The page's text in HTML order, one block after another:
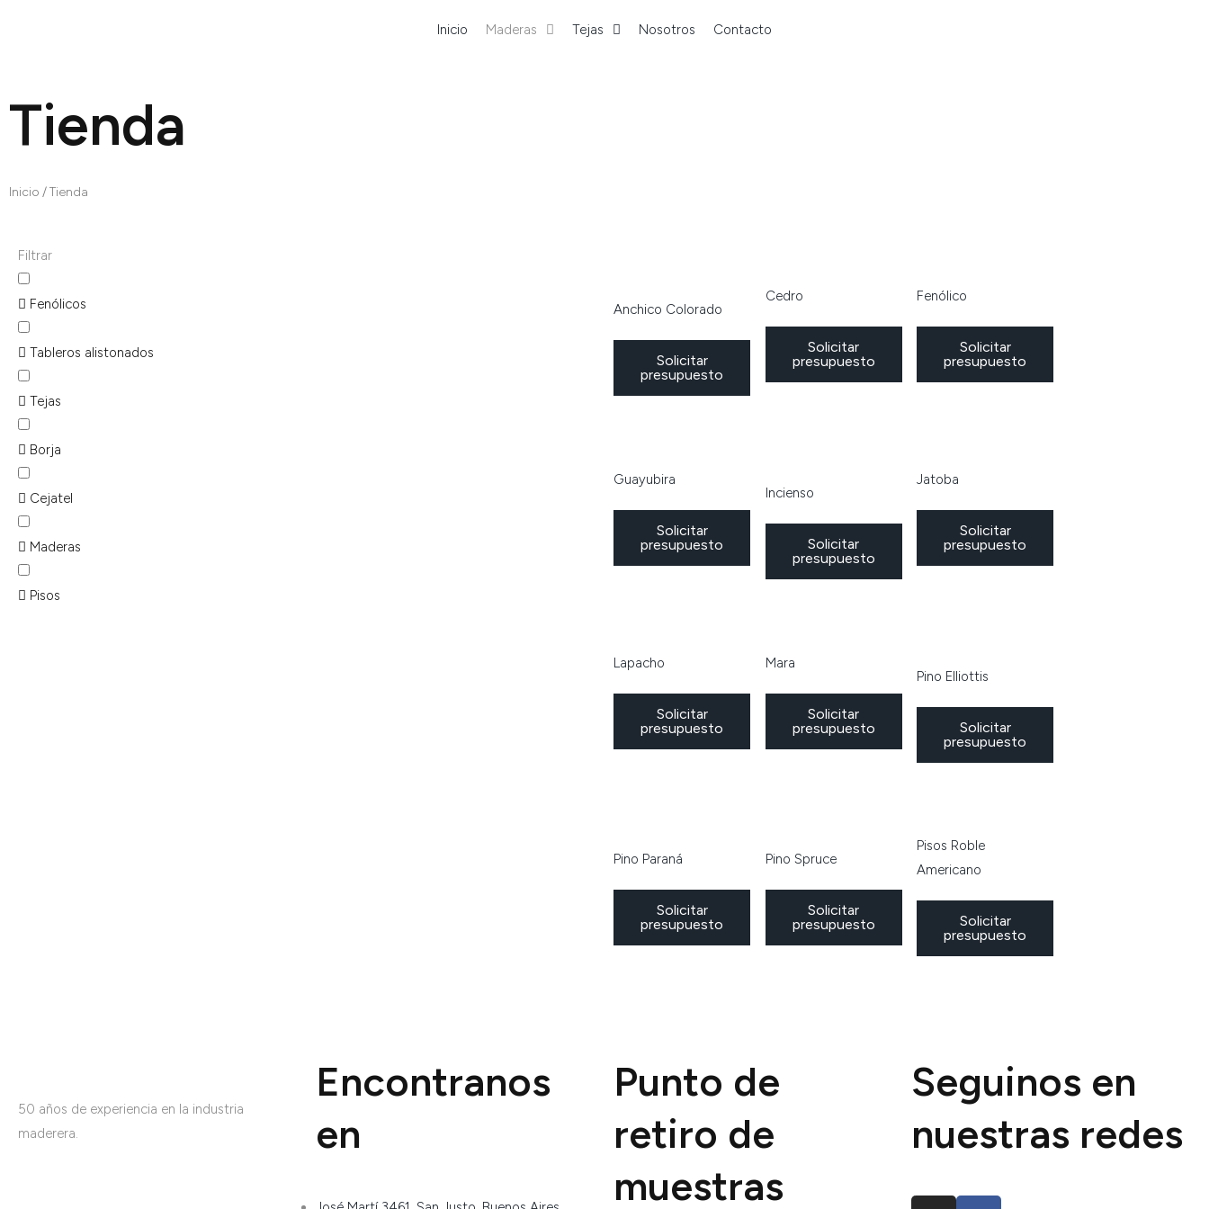
Inicio Maderas Tejas Nosotros Contacto
Tienda
Inicio / Tienda
Filtrar
Fenólicos
Tableros alistonados
Tejas
Borja
Cejatel
Maderas
Pisos
Anchico Colorado
Solicitar
presupuesto
Cedro
Solicitar
presupuesto
Fenólico
Solicitar
presupuesto
Guayubira
Solicitar
presupuesto
Incienso
Solicitar
presupuesto
Jatoba
Solicitar
presupuesto
Lapacho
Solicitar
presupuesto
Mara
Solicitar
presupuesto
Pino Elliottis
Solicitar
presupuesto
Pino Paraná
Solicitar
presupuesto
Pino Spruce
Solicitar
presupuesto
Pisos Roble
Americano
Solicitar
presupuesto
50 años de experiencia en la industria
maderera.
Encontranos
en
Punto de
retiro de
muestras
Seguinos en
nuestras redes